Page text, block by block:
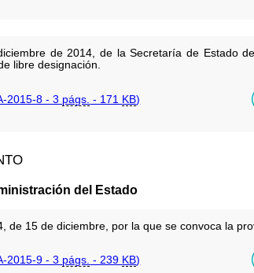
de 2014, de la Secretaría de Estado
libre designación.
2015-8 - 3 págs. - 171 KB)
del Estado
de 15 de diciembre, por la que se convoca la
2015-9 - 3 págs. - 239 KB)